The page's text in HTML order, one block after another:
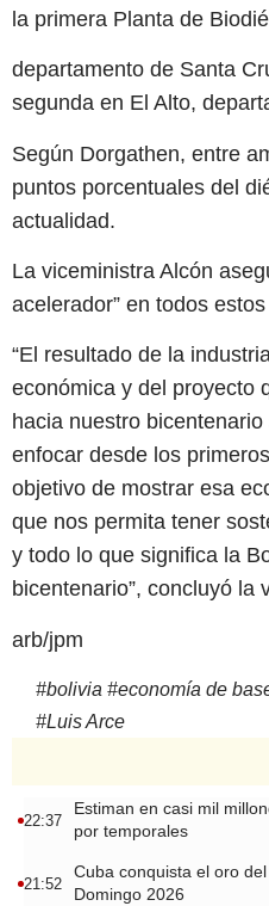
la primera Planta de
departamento de Santa
segunda en El Alto,
Según Dorgathen, entre
puntos porcentuales del
actualidad.
La viceministra Alcón
acelerador” en todos
“El resultado de la
económica y del proyecto
hacia nuestro
enfocar desde los
objetivo de mostrar esa
que nos permita tener
y todo lo que significa la
bicentenario”, concluyó la
arb/jpm
#bolivia #economía de
#Luis Arce
22:37
Estiman en casi mil
por temporales
21:52
Cuba conquista el oro
Domingo 2026